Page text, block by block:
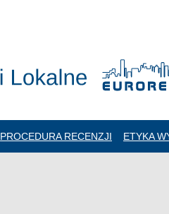
PROCEDURA RECENZJI ETYKA